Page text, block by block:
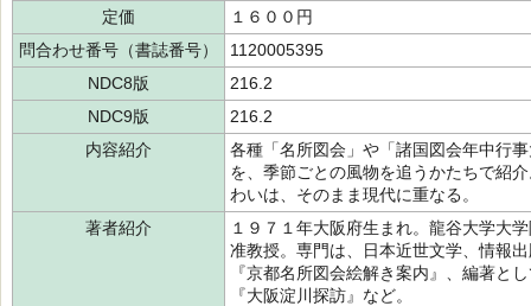
定価
１６００円
問合わせ番号（書誌番号）
1120005395
NDC8版
216.2
NDC9版
216.2
内容紹介
各種「名所図会」や「諸国図会年中行
を、季節ごとの風物を追うかたちで紹
わいは、そのまま現代に重なる。
著者紹介
１９７１年大阪府生まれ。龍谷大学大
准教授。専門は、日本近世文学、情報
『京都名所図会絵解き案内』、編著と
『大阪淀川探訪』など。